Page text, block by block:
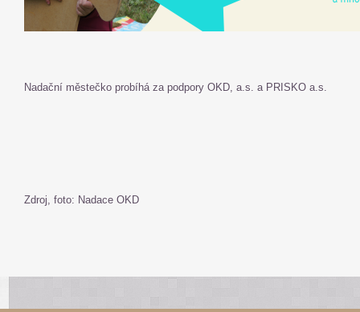
Nadační městečko probíhá za podpory OKD, a.s. a PRISKO a.s.
Zdroj, foto: Nadace OKD